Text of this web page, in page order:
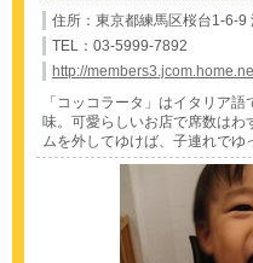
住所：東京都練馬区桜台1-6-9
TEL：03-5999-7892
http://
「コッコラータ」はイタリア
味。可愛らしいお店で席数はわ
ムを外してゆけば、子連れでゆ